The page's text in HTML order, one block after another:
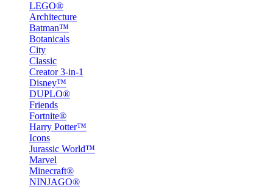
LEGO®
Architecture
Batman™
Botanicals
City
Classic
Creator 3-in-1
Disney™
DUPLO®
Friends
Fortnite®
Harry Potter™
Icons
Jurassic World™
Marvel
Minecraft®
NINJAGO®